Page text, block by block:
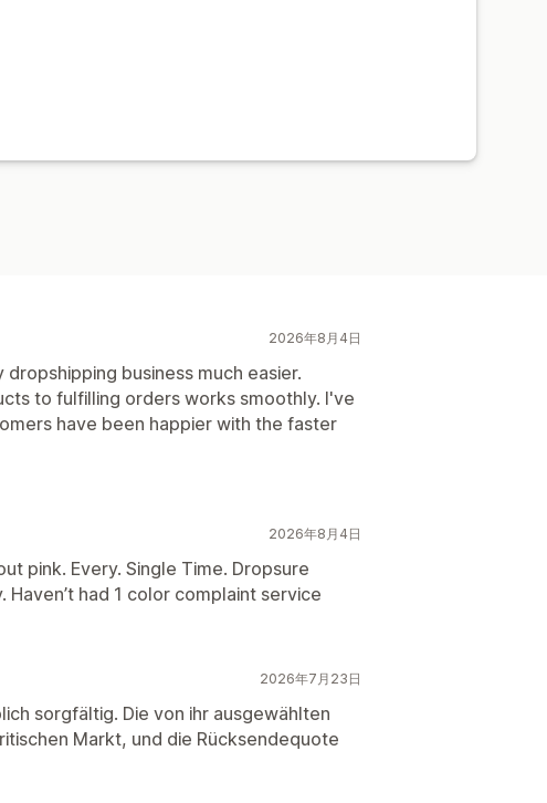
2026年8月4日
business much easier.
to fulfilling orders works smoothly. I've
have been happier with the faster
2026年8月4日
pink. Every. Single Time. Dropsure
had 1 color complaint service
2026年7月23日
sorgfältig. Die von ihr ausgewählten
Markt, und die Rücksendequote